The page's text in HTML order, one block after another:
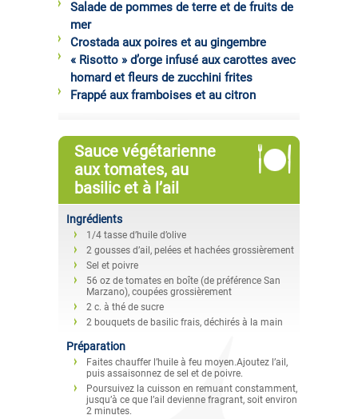
Salade de pommes de terre et de fruits de
mer
Crostada aux poires et au gingembre
« Risotto » d’orge infusé aux carottes avec
homard et fleurs de zucchini frites
Frappé aux framboises et au citron
Sauce végétarienne
aux tomates, au
basilic et à l’ail
Ingrédients
1/4 tasse d’huile d’olive
2 gousses d’ail, pelées et hachées grossièrement
Sel et poivre
56 oz de tomates en boîte (de préférence San
Marzano), coupées grossièrement
2 c. à thé de sucre
2 bouquets de basilic frais, déchirés à la main
Préparation
Faites chauffer l’huile à feu moyen.Ajoutez l’ail,
puis assaisonnez de sel et de poivre.
Poursuivez la cuisson en remuant constamment,
jusqu’à ce que l’ail devienne fragrant, soit environ
2 minutes.